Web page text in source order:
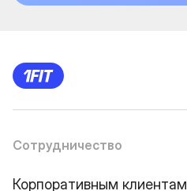
Сотрудничество
Корпоративным клиентам